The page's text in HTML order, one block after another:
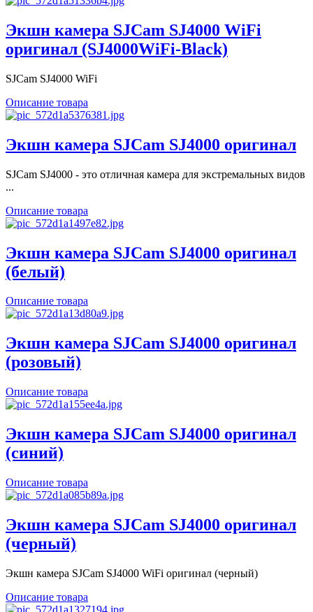
Экшн камера SJCam SJ4000 WiFi
оригинал (SJ4000WiFi-Black)
SJCam SJ4000 WiFi
Описание товара
Экшн камера SJCam SJ4000 оригинал
SJCam SJ4000 - это отличная камера для экстремальных видов
...
Описание товара
Экшн камера SJCam SJ4000 оригинал
(белый)
Описание товара
Экшн камера SJCam SJ4000 оригинал
(розовый)
Описание товара
Экшн камера SJCam SJ4000 оригинал
(синий)
Описание товара
Экшн камера SJCam SJ4000 оригинал
(черный)
Экшн камера SJCam SJ4000 WiFi оригинал (черный)
Описание товара